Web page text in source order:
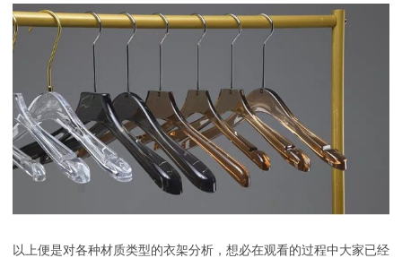
以上便是对各种材质类型的衣架分析，想必在观看的过程中大家已经